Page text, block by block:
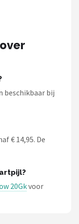
beschikbaar bij
€ 14,95. De
20Gkvoor